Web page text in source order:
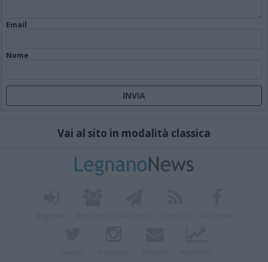
Email
Nome
Vai al sito in modalità classica